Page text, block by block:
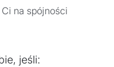
na spójności
jeśli: